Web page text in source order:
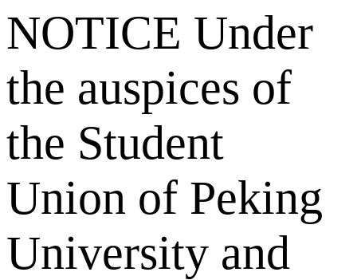
NOTICE Under
the auspices of
the Student
Union of Peking
University and